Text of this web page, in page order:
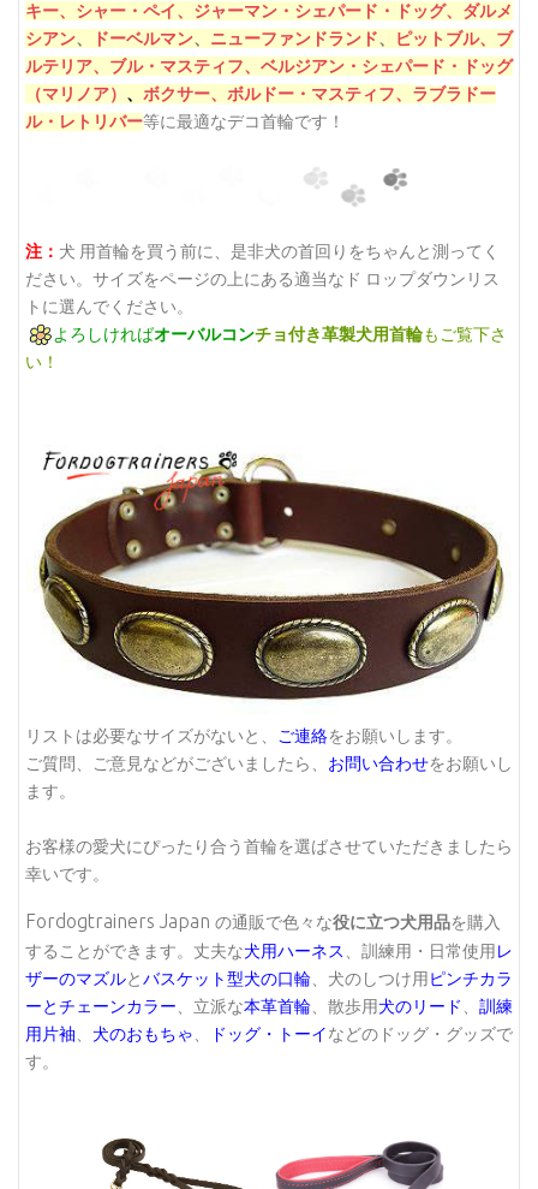
キー、 シャー・ペイ、 ジャーマン・シェパード・ドッグ、 ダルメ
シアン、 ドーベルマン、 ニューファンドランド、 ピットブル、 ブ
ルテリア、 ブル・マスティフ、 ベルジアン・シェパード・ドッグ
（マリノア） 、 ボクサー、 ボルドー・マスティフ、 ラブラドー
ル・レトリバー等に最適なデコ首輪です！
注： 犬 用首輪を買う前に、是非犬の首回りをちゃんと測ってく
ださい。サイズをページの上にある適当なド ロップダウンリス
トに選んでください。
よろしければオーバルコンチョ付き革製犬用首輪もご覧下さ
い！
リストは必要なサイズがないと、 ご連絡をお願いします。
ご質問、ご意見などがございましたら、 お問い合わせをお願いし
ます。
お客様の愛犬にぴったり合う首輪を選ばさせていただきましたら
幸いです。
Fordogtrainers Japan の通販で色々な役に立つ犬用品を購入
することができます。丈夫な犬用ハーネス 、訓練用・日常使用 レ
ザーのマズルとバスケット型犬の口輪 、犬のしつけ用 ピンチカラ
ーとチェーンカラー 、立派な本革首輪 、散歩用犬のリード
訓練
用片袖
犬のおもちゃ ドッグ・トーイなどのドッグ・グッズで
す。